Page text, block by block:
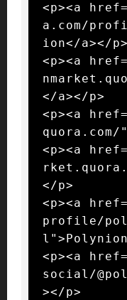
<p><a
a.com/
ion</a></p>
<p><a
</a></p>
<p><a
quora.com/
<p><a
</p>
<p><a
profile/
<p><a
social/
></p>